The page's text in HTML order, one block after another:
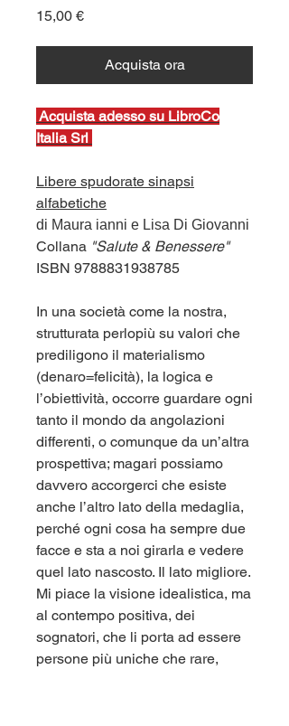
15,00 €Prezzo
Acquista ora
Acquista adesso su LibroCo
Italia Srl
Libere spudorate sinapsi
alfabetiche
di Maura ianni e Lisa Di Giovanni
Collana "Salute & Benessere"
ISBN 9788831938785
In una società come la nostra,
strutturata perlopiù su valori che
prediligono il materialismo
(denaro=felicità), la logica e
l’obiettività, occorre guardare ogni
tanto il mondo da angolazioni
differenti, o comunque da un’altra
prospettiva; magari possiamo
davvero accorgerci che esiste
anche l’altro lato della medaglia,
perché ogni cosa ha sempre due
facce e sta a noi girarla e vedere
quel lato nascosto. Il lato migliore.
Mi piace la visione idealistica, ma
al contempo positiva, dei
sognatori, che li porta ad essere
persone più uniche che rare,